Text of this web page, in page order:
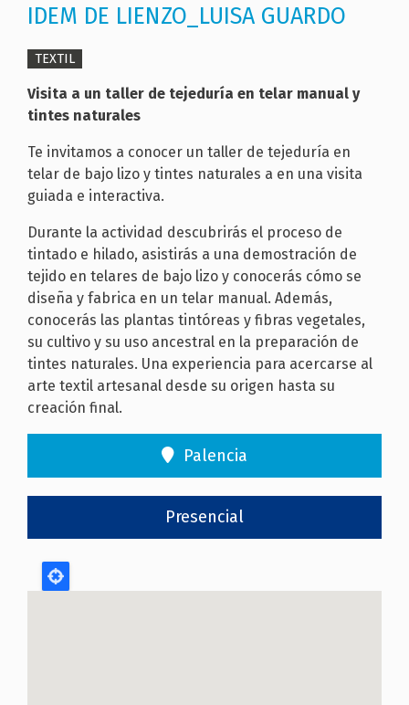
IDEM DE LIENZO_LUISA GUARDO
TEXTIL
Visita a un taller de tejeduría en telar manual y
tintes naturales
Te invitamos a conocer un taller de tejeduría en
telar de bajo lizo y tintes naturales a en una visita
guiada e interactiva.
Durante la actividad descubrirás el proceso de
tintado e hilado, asistirás a una demostración de
tejido en telares de bajo lizo y conocerás cómo se
diseña y fabrica en un telar manual. Además,
conocerás las plantas tintóreas y fibras vegetales,
su cultivo y su uso ancestral en la preparación de
tintes naturales. Una experiencia para acercarse al
arte textil artesanal desde su origen hasta su
creación final.
Palencia
Presencial